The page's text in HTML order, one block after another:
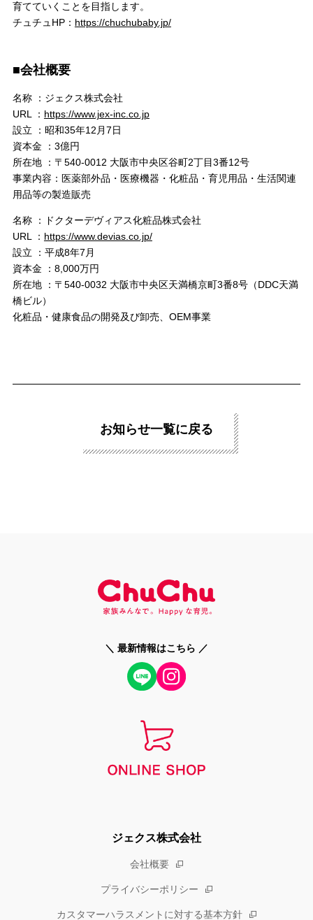
育てていくことを目指します。
チュチュHP： https://chuchubaby.jp/
■会社概要
名称 ：ジェクス株式会社
URL ： https://www.jex-inc.co.jp
設立 ：昭和35年12月7日
資本金 ：3億円
所在地 ：〒540-0012 大阪市中央区谷町2丁目3番12号
事業内容：医薬部外品・医療機器・化粧品・育児用品・生活関連
用品等の製造販売
名称 ：ドクターデヴィアス化粧品株式会社
URL ： https://www.devias.co.jp/
設立 ：平成8年7月
資本金 ：8,000万円
所在地 ：〒540-0032 大阪市中央区天満橋京町3番8号（DDC天満
橋ビル）
化粧品・健康食品の開発及び卸売、OEM事業
お知らせ一覧に戻る
＼ 最新情報はこちら ／
ジェクス株式会社
会社概要
プライバシーポリシー
カスタマーハラスメントに対する基本方針